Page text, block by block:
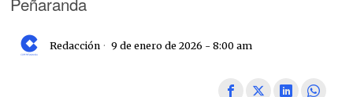
Redacción 9 de enero de 2026 - 8:00 am